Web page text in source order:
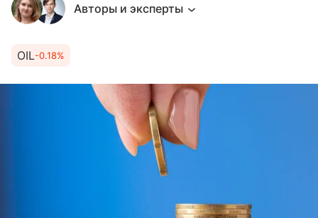
Авторы и эксперты
OIL-0.18%